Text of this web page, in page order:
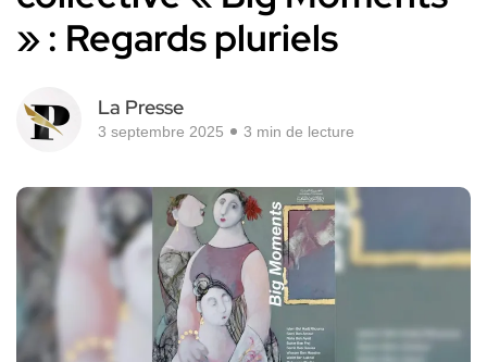
» : Regards pluriels
La Presse
3 septembre 2025 3 min de lecture